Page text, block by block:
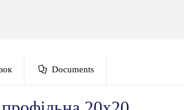
Documents